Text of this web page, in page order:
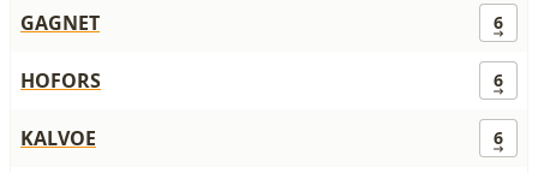
GAGNET 6
HOFORS 6
KALVOE 6